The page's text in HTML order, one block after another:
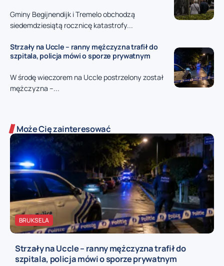
Gminy Begijnendijk i Tremelo obchodzą
siedemdziesiątą rocznicę katastrofy...
Strzały na Uccle – ranny mężczyzna trafił do
szpitala, policja mówi o sporze prywatnym
W środę wieczorem na Uccle postrzelony został
mężczyzna –...
Może Cię zainteresować
BRUKSELA
Strzały na Uccle – ranny mężczyzna trafił do
szpitala, policja mówi o sporze prywatnym